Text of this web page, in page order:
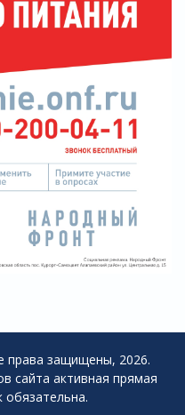
защищены, 2026.
сайта активная прямая
обязательна.